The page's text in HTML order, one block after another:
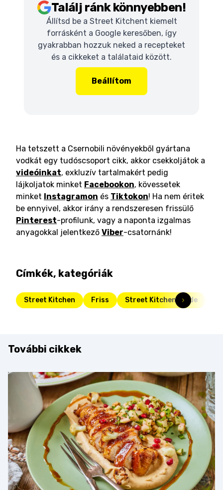
Találj ránk könnyebben!
Állítsd be a Street Kitchent kiemelt
forrásként a Google keresőben, így
gyakrabban hozzuk neked a recepteket
és a cikkeket a találataid között.
Beállítom
Ha tetszett a Csernobili növényekből gyártana
vodkát egy tudóscsoport cikk, akkor csekkoljátok a
videóinkat, exkluzív tartalmakért pedig
lájkoljatok minket Facebookon, kövessetek
minket Instagramon és Tiktokon! Ha nem éritek
be ennyivel, akkor irány a rendszeresen frissülő
Pinterest-profilunk, vagy a naponta izgalmas
anyagokkal jelentkező Viber-csatornánk!
Címkék, kategóriák
Street Kitchen Friss Street Kitchen Guide
További cikkek